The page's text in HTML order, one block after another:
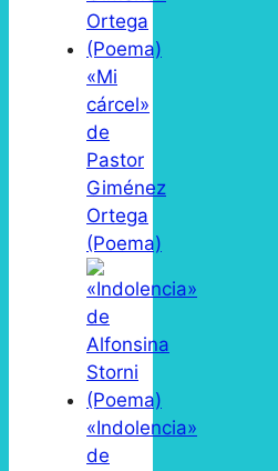
«Mi
cárcel»
de
Pastor
Giménez
Ortega
(Poema)
«Indolencia»
de